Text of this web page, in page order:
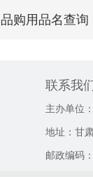
购用品名查询
联系我
主办单位
地址：甘
邮政编码